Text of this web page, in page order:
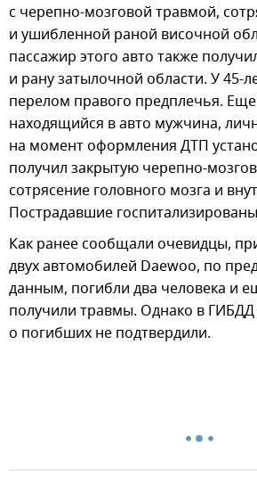
с черепно-мозговой травмой,
и ушибленной раной височной
пассажир этого авто также
и рану затылочной области. У 45-
перелом правого предплечья.
находящийся в авто мужчина,
на момент оформления ДТП
получил закрытую черепно-
сотрясение головного мозга и
Пострадавшие
Как ранее сообщали очевидцы,
двух автомобилей Daewoo, по
данным, погибли два человека и
получили травмы. Однако в
о погибших не подтвердили.